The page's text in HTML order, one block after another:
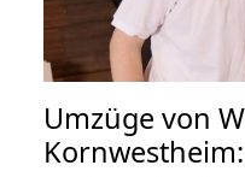
Umzüge von